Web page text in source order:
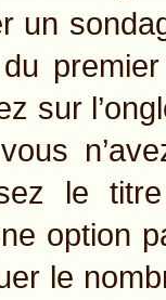
un
sur
le
option
le